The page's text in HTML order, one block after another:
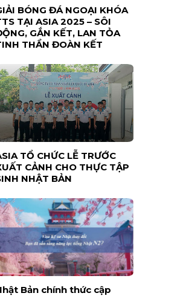
BÓNG ĐÁ NGOẠI KHÓA
TẠI ASIA 2025 – SÔI
GẮN KẾT, LAN TỎA
THẦN ĐOÀN KẾT
TỔ CHỨC LỄ TRƯỚC
CẢNH CHO THỰC TẬP
NHẬT BẢN
Bản chính thức cập